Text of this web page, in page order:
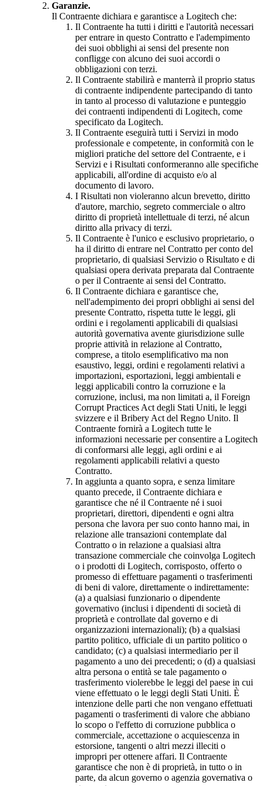
Garanzie.
Il Contraente dichiara e garantisce a Logitech che:
Il Contraente ha tutti i diritti e l'autorità necessari
per entrare in questo Contratto e l'adempimento
dei suoi obblighi ai sensi del presente non
confligge con alcuno dei suoi accordi o
obbligazioni con terzi.
Il Contraente stabilirà e manterrà il proprio status
di contraente indipendente partecipando di tanto
in tanto al processo di valutazione e punteggio
dei contraenti indipendenti di Logitech, come
specificato da Logitech.
Il Contraente eseguirà tutti i Servizi in modo
professionale e competente, in conformità con le
migliori pratiche del settore del Contraente, e i
Servizi e i Risultati conformeranno alle specifiche
applicabili, all'ordine di acquisto e/o al
documento di lavoro.
I Risultati non violeranno alcun brevetto, diritto
d'autore, marchio, segreto commerciale o altro
diritto di proprietà intellettuale di terzi, né alcun
diritto alla privacy di terzi.
Il Contraente è l'unico e esclusivo proprietario, o
ha il diritto di entrare nel Contratto per conto del
proprietario, di qualsiasi Servizio o Risultato e di
qualsiasi opera derivata preparata dal Contraente
o per il Contraente ai sensi del Contratto.
Il Contraente dichiara e garantisce che,
nell'adempimento dei propri obblighi ai sensi del
presente Contratto, rispetta tutte le leggi, gli
ordini e i regolamenti applicabili di qualsiasi
autorità governativa avente giurisdizione sulle
proprie attività in relazione al Contratto,
comprese, a titolo esemplificativo ma non
esaustivo, leggi, ordini e regolamenti relativi a
importazioni, esportazioni, leggi ambientali e
leggi applicabili contro la corruzione e la
corruzione, inclusi, ma non limitati a, il Foreign
Corrupt Practices Act degli Stati Uniti, le leggi
svizzere e il Bribery Act del Regno Unito. Il
Contraente fornirà a Logitech tutte le
informazioni necessarie per consentire a Logitech
di conformarsi alle leggi, agli ordini e ai
regolamenti applicabili relativi a questo
Contratto.
In aggiunta a quanto sopra, e senza limitare
quanto precede, il Contraente dichiara e
garantisce che né il Contraente né i suoi
proprietari, direttori, dipendenti e ogni altra
persona che lavora per suo conto hanno mai, in
relazione alle transazioni contemplate dal
Contratto o in relazione a qualsiasi altra
transazione commerciale che coinvolga Logitech
o i prodotti di Logitech, corrisposto, offerto o
promesso di effettuare pagamenti o trasferimenti
di beni di valore, direttamente o indirettamente:
(a) a qualsiasi funzionario o dipendente
governativo (inclusi i dipendenti di società di
proprietà e controllate dal governo e di
organizzazioni internazionali); (b) a qualsiasi
partito politico, ufficiale di un partito politico o
candidato; (c) a qualsiasi intermediario per il
pagamento a uno dei precedenti; o (d) a qualsiasi
altra persona o entità se tale pagamento o
trasferimento violerebbe le leggi del paese in cui
viene effettuato o le leggi degli Stati Uniti. È
intenzione delle parti che non vengano effettuati
pagamenti o trasferimenti di valore che abbiano
lo scopo o l'effetto di corruzione pubblica o
commerciale, accettazione o acquiescenza in
estorsione, tangenti o altri mezzi illeciti o
impropri per ottenere affari. Il Contraente
garantisce che non è di proprietà, in tutto o in
parte, da alcun governo o agenzia governativa o